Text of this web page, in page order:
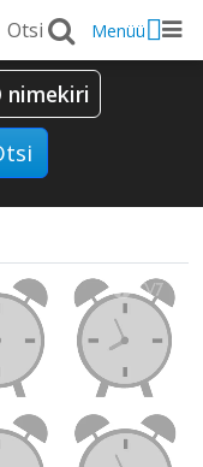
Menüü
nimekiri